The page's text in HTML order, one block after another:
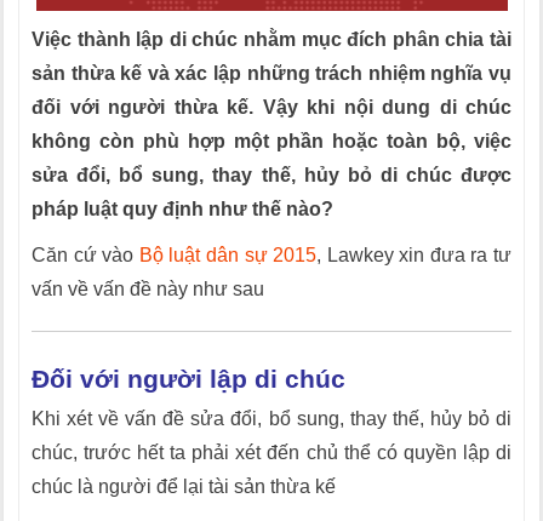
Việc thành lập di chúc nhằm mục đích phân chia tài
sản thừa kế và xác lập những trách nhiệm nghĩa vụ
đối với người thừa kế. Vậy khi nội dung di chúc
không còn phù hợp một phần hoặc toàn bộ, việc
sửa đổi, bổ sung, thay thế, hủy bỏ di chúc được
pháp luật quy định như thế nào?
Căn cứ vào Bộ luật dân sự 2015, Lawkey xin đưa ra tư
vấn về vấn đề này như sau
Đối với người lập di chúc
Khi xét về vấn đề sửa đổi, bổ sung, thay thế, hủy bỏ di
chúc, trước hết ta phải xét đến chủ thể có quyền lập di
chúc là người để lại tài sản thừa kế